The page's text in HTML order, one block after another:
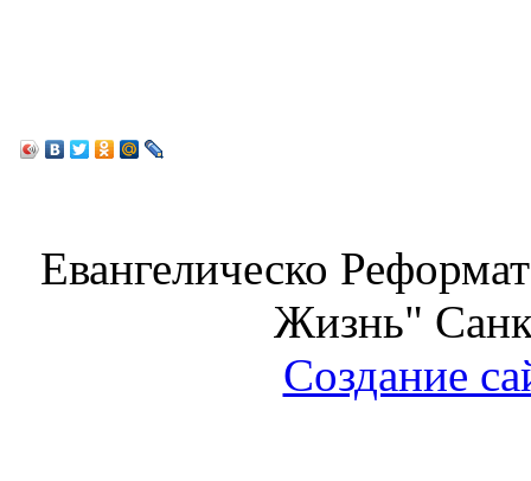
Евангелическо
Жизнь"
Создание